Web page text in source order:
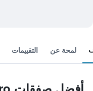
لمحة عن التقييمات